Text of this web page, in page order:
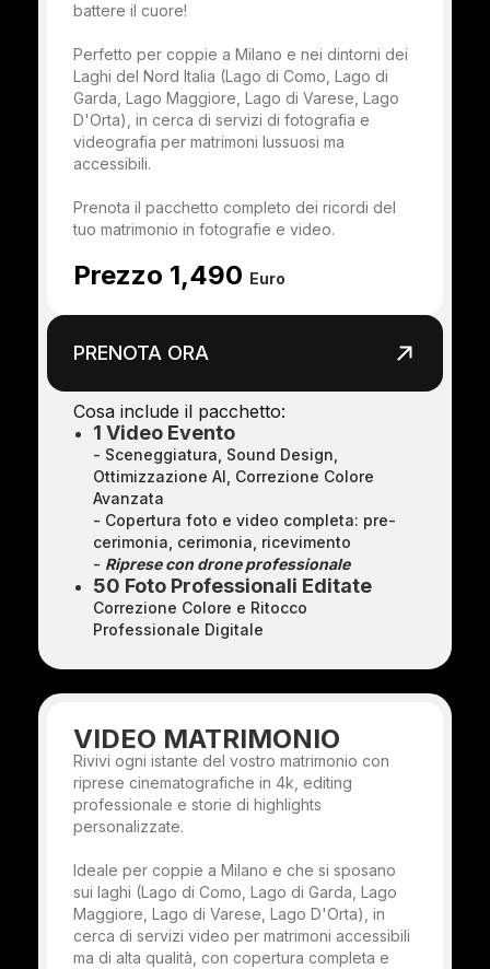
battere il cuore!
Perfetto per coppie a Milano e nei dintorni dei
Laghi del Nord Italia (Lago di Como, Lago di
Garda, Lago Maggiore, Lago di Varese, Lago
D'Orta), in cerca di servizi di fotografia e
videografia per matrimoni lussuosi ma
accessibili.
Prenota il pacchetto completo dei ricordi del
tuo matrimonio in fotografie e video.
Prezzo 1,490 Euro
PRENOTA ORA
Cosa include il pacchetto:
1 Video Evento
- Sceneggiatura, Sound Design,
Ottimizzazione AI, Correzione Colore
Avanzata
- Copertura foto e video completa: pre-
cerimonia, cerimonia, ricevimento
- Riprese con drone professionale
50 Foto Professionali Editate
Correzione Colore e Ritocco
Professionale Digitale
VIDEO MATRIMONIO
Rivivi ogni istante del vostro matrimonio con
riprese cinematografiche in 4k, editing
professionale e storie di highlights
personalizzate.
Ideale per coppie a Milano e che si sposano
sui laghi (Lago di Como, Lago di Garda, Lago
Maggiore, Lago di Varese, Lago D'Orta), in
cerca di servizi video per matrimoni accessibili
ma di alta qualità, con copertura completa e